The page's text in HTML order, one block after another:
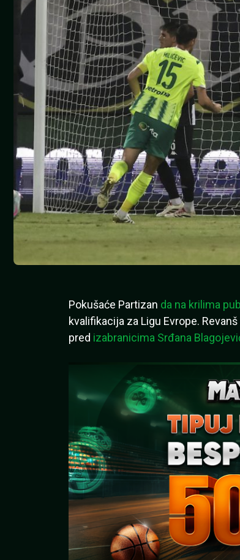
Pokušaće Partizan da na krilima
kvalifikacija za Ligu Evrope.
pred izabranicima Srđana